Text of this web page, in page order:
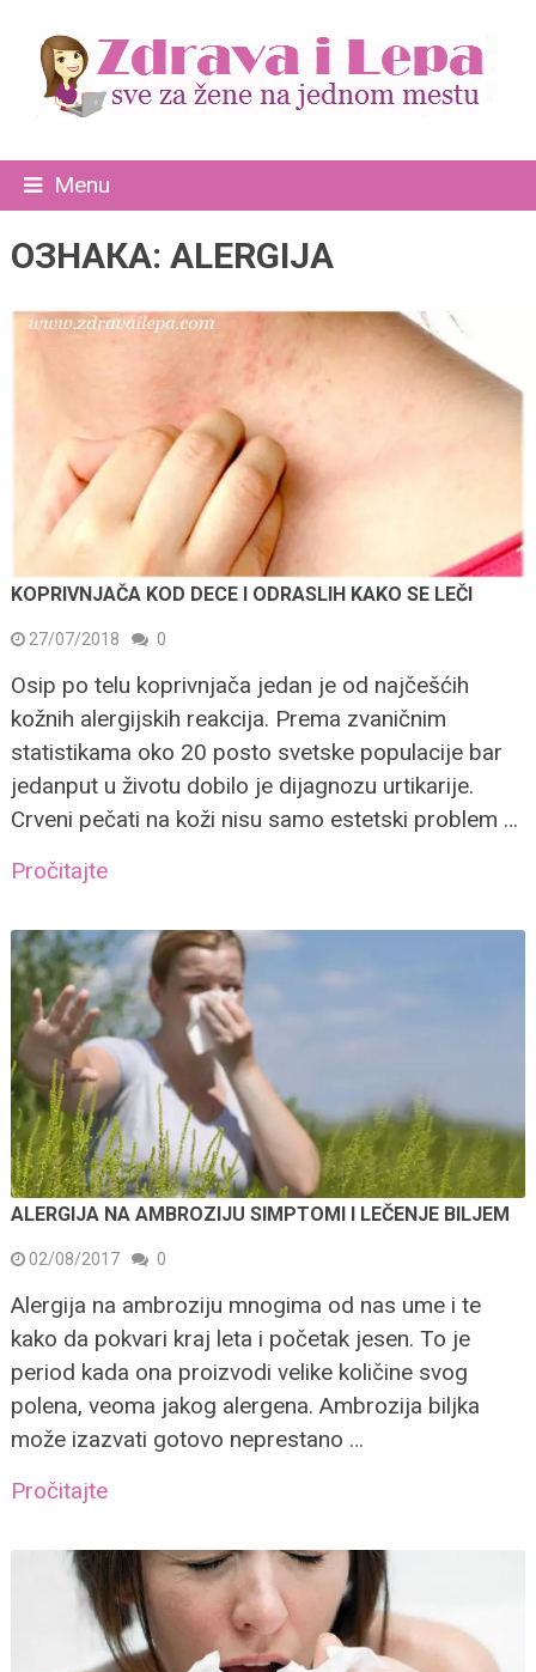
Menu
ОЗНАКА: ALERGIJA
KOPRIVNJAČA KOD DECE I ODRASLIH KAKO SE LEČI
27/07/2018 0
Osip po telu koprivnjača jedan je od najčešćih
kožnih alergijskih reakcija. Prema zvaničnim
statistikama oko 20 posto svetske populacije bar
jedanput u životu dobilo je dijagnozu urtikarije.
Crveni pečati na koži nisu samo estetski problem …
Pročitajte
ALERGIJA NA AMBROZIJU SIMPTOMI I LEČENJE BILJEM
02/08/2017 0
Alergija na ambroziju mnogima od nas ume i te
kako da pokvari kraj leta i početak jesen. To je
period kada ona proizvodi velike količine svog
polena, veoma jakog alergena. Ambrozija biljka
može izazvati gotovo neprestano …
Pročitajte